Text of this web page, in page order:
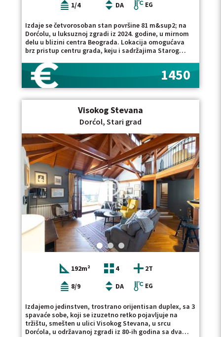
za izdavanje na Dorćolu, stanova za izdavanje na
Starom gradu ili luksuznih stanova za izdavanje u
našoj ponudi. Posrednička naknada je u skladu sa
Opštim uslovima poslovanja Posrednika "DIVIS
NEKRETNINE" d.o.o.
1/4 DA EG
Izdaje se četvorosoban stan površine 81 m&sup2; na
Dorćolu, u luksuznoj zgradi iz 2024. godine, u mirnom
delu u blizini centra Beograda. Lokacija omogućava
brz pristup centru grada, keju i sadržajima Starog
visine lokala u prizemlju izdignut od nivoa ulice.
Dvostrano je orijentisan, sa dnevnim delom okrenutim
ka severoistoku i izlazom na prijatnu lođu. Raspored je
prilagođen i stambenoj i poslovnoj nameni. Po ulasku
u stan nalazi se hodnik sa gostinskim toaletom, nakon
čega se pristupa dnevnom boravku sa kuhinjom, koji
može predstavljati prijemni deo ukoliko se prostor
koristi za kancelariju, ordinaciju ili sličnu delatnost. Iz
dnevnog dela se ulazi u jednu sobu, dok je u drugom
delu stana izdvojen privatni blok sa dve sobe i
zasebnim kupatilom. Stan je urađen sa kvalitetnim
materijalima, poseduje drvo-aluminijum stolariju, a
grejanje i hlađenje rešeni su putem toplotnih pumpi i
fan-coil sistema, što omogućava komfor tokom cele
godine uz racionalne troškove. Izdaje se bez
nameštaja, a u cenu zakupa uključeno je i garažno
mesto. Prostor je trenutno u funkciji ordinacije ali je
pogodan i za kancelarijski prostor ili stanovanje. Stan
je useljiv od 15. avgusta, minimalan period zakupa je
12 meseci, a depozit iznosi jednu mesečnu zakupninu.
Ovaj četvorosoban stan za izdavanje na Dorćolu
površine 81 m&sup2; nalazi se na prvom spratu,
poseduje lođu, garažno mesto uključeno u cenu
fan-coil sistema i pogodan je za stanovanje ili
lokaciji, pogledajte i našu ponudu stanova za
izdavanje na Starom gradu, kao i ponudu stanova za
izdavanje na Dorćolu. Posrednička naknada
obračunava se u skladu sa Opštim uslovima
poslovanja agencije DIVIS NEKRETNINE DOO.
1450
Visokog Stevana
Dorćol, Stari grad
192m² 4
2T
8/9
DA EG
Izdajemo jedinstven, trostrano orijentisan duplex, sa 3
spavaće sobe, koji se izuzetno retko pojavljuje na
tržištu, smešten u ulici Visokog Stevana, u srcu
Dorćola, u održavanoj zgradi iz 80-ih godina sa dva